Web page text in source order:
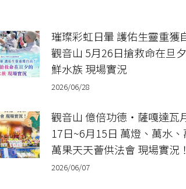
璀璨彩虹日暈 護佑生靈重獲
觀音山 5月26日搶救命在旦
鮮水族 現場實況
2026/06/28
觀音山 億倍功德‧薩嘎達瓦
17日~6月15日 萬燈、萬水
萬果天天薈供法會 現場實況
2026/06/07